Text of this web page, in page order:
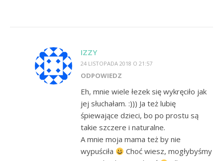
IZZY
24 LISTOPADA 2018 O 21:57
ODPOWIEDZ
Eh, mnie wiele łezek się wykręciło jak
jej słuchałam. :))) Ja też lubię
śpiewające dzieci, bo po prostu są
takie szczere i naturalne.
A mnie moja mama też by nie
wypuściła
Choć wiesz, mogłybyśmy